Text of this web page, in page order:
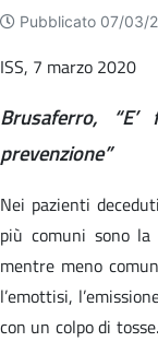
Pubblicato 07/03/
ISS, 7 marzo 2020
Brusaferro,
prevenzione”
Nei pazienti
più comuni sono
mentre meno
l’emottisi,
con un colpo di